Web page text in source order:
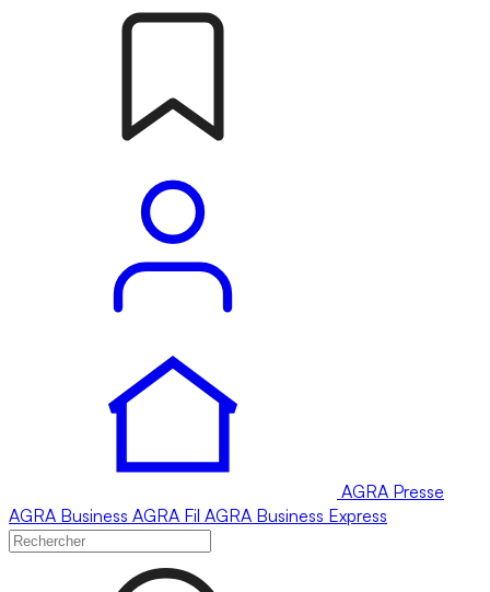
AGRA Presse
AGRA Business AGRA Fil AGRA Business Express